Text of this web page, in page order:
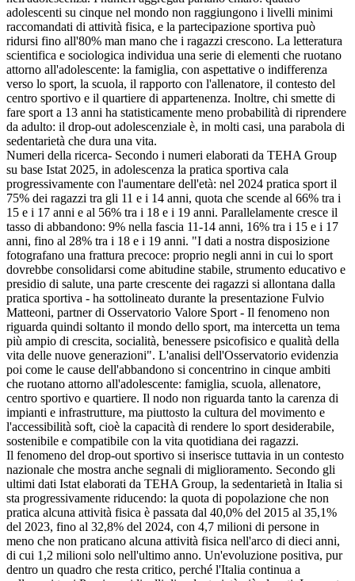
adolescenti su cinque nel mondo non raggiungono i livelli minimi
raccomandati di attività fisica, e la partecipazione sportiva può
ridursi fino all'80% man mano che i ragazzi crescono. La letteratura
scientifica e sociologica individua una serie di elementi che ruotano
attorno all'adolescente: la famiglia, con aspettative o indifferenza
verso lo sport, la scuola, il rapporto con l'allenatore, il contesto del
centro sportivo e il quartiere di appartenenza. Inoltre, chi smette di
fare sport a 13 anni ha statisticamente meno probabilità di riprendere
da adulto: il drop-out adolescenziale è, in molti casi, una parabola di
sedentarietà che dura una vita.
Numeri della ricerca- Secondo i numeri elaborati da TEHA Group
su base Istat 2025, in adolescenza la pratica sportiva cala
progressivamente con l'aumentare dell'età: nel 2024 pratica sport il
75% dei ragazzi tra gli 11 e i 14 anni, quota che scende al 66% tra i
15 e i 17 anni e al 56% tra i 18 e i 19 anni. Parallelamente cresce il
tasso di abbandono: 9% nella fascia 11-14 anni, 16% tra i 15 e i 17
anni, fino al 28% tra i 18 e i 19 anni. "I dati a nostra disposizione
fotografano una frattura precoce: proprio negli anni in cui lo sport
dovrebbe consolidarsi come abitudine stabile, strumento educativo e
presidio di salute, una parte crescente dei ragazzi si allontana dalla
pratica sportiva - ha sottolineato durante la presentazione Fulvio
Matteoni, partner di Osservatorio Valore Sport - Il fenomeno non
riguarda quindi soltanto il mondo dello sport, ma intercetta un tema
più ampio di crescita, socialità, benessere psicofisico e qualità della
vita delle nuove generazioni". L'analisi dell'Osservatorio evidenzia
poi come le cause dell'abbandono si concentrino in cinque ambiti
che ruotano attorno all'adolescente: famiglia, scuola, allenatore,
centro sportivo e quartiere. Il nodo non riguarda tanto la carenza di
impianti e infrastrutture, ma piuttosto la cultura del movimento e
l'accessibilità soft, cioè la capacità di rendere lo sport desiderabile,
sostenibile e compatibile con la vita quotidiana dei ragazzi.
Il fenomeno del drop-out sportivo si inserisce tuttavia in un contesto
nazionale che mostra anche segnali di miglioramento. Secondo gli
ultimi dati Istat elaborati da TEHA Group, la sedentarietà in Italia si
sta progressivamente riducendo: la quota di popolazione che non
pratica alcuna attività fisica è passata dal 40,0% del 2015 al 35,1%
del 2023, fino al 32,8% del 2024, con 4,7 milioni di persone in
meno che non praticano alcuna attività fisica nell'arco di dieci anni,
di cui 1,2 milioni solo nell'ultimo anno. Un'evoluzione positiva, pur
dentro un quadro che resta critico, perché l'Italia continua a